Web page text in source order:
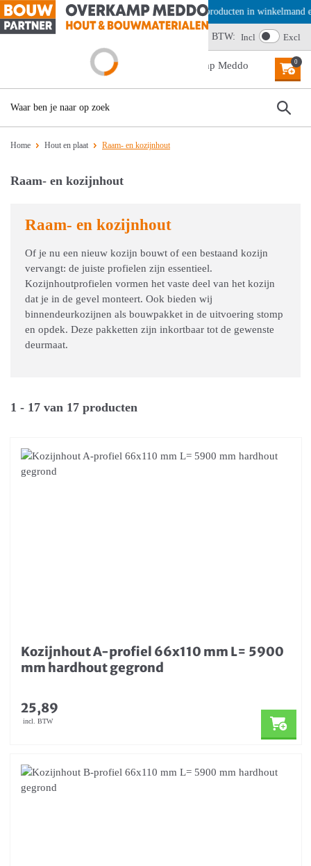
Offerte aanvragen? Plaats producten in winkelmand en
Wij scoren een 4,6 BTW: Incl Excl
0
Home Hout en plaat Raam- en kozijnhout
Raam- en kozijnhout
Raam- en kozijnhout
Of je nu een nieuw kozijn bouwt of een bestaand kozijn
vervangt: de juiste profielen zijn essentieel.
Kozijnhoutprofielen vormen het vaste deel van het kozijn
dat je in de gevel monteert. Ook bieden wij
binnendeurkozijnen als bouwpakket in de uitvoering stomp
en opdek. Deze pakketten zijn inkortbaar tot de gewenste
deurmaat.
1 - 17 van 17 producten
Kozijnhout A-profiel 66x110 mm L= 5900
mm hardhout gegrond
25,89
incl. BTW